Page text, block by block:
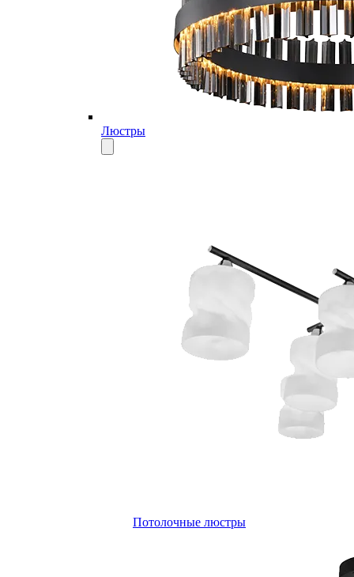
Люстры
Потолочные люстры